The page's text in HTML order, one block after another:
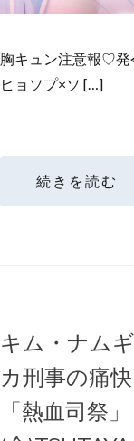
胸キュン注意報♡発
ヒョソプ×ソ […]
続きを読む
キム・ナム
カ刑事の痛
「熱血司祭